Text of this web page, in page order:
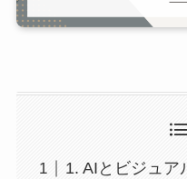
1. AIとビジュア